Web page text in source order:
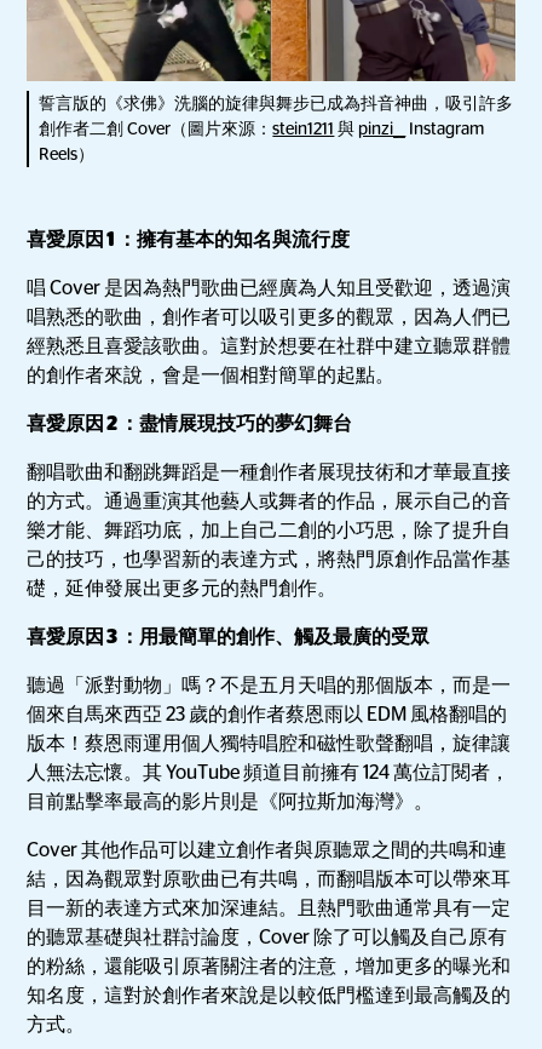
誓言版的《求佛》洗腦的旋律與舞步已成為抖音神曲，吸引許多
創作者二創 Cover（圖片來源：stein1211 與 pinzi__
Instagram
Reels）
喜愛原因 1 ：擁有基本的知名與流行度
唱 Cover 是因為熱門歌曲已經廣為人知且受歡迎，透過演
唱熟悉的歌曲，創作者可以吸引更多的觀眾，因為人們已
經熟悉且喜愛該歌曲。這對於想要在社群中建立聽眾群體
的創作者來說，會是一個相對簡單的起點。
喜愛原因 2 ：盡情展現技巧的夢幻舞台
翻唱歌曲和翻跳舞蹈是一種創作者展現技術和才華最直接
的方式。通過重演其他藝人或舞者的作品，展示自己的音
樂才能、舞蹈功底，加上自己二創的小巧思，除了提升自
己的技巧，也學習新的表達方式，將熱門原創作品當作基
礎，延伸發展出更多元的熱門創作。
喜愛原因 3 ：用最簡單的創作、觸及最廣的受眾
聽過「派對動物」嗎？不是五月天唱的那個版本，而是一
個來自馬來⻄亞 23 歲的創作者蔡恩雨以 EDM 風格翻唱的
版本！蔡恩雨運用個人獨特唱腔和磁性歌聲翻唱，旋律讓
人無法忘懷。其 YouTube 頻道目前擁有 124 萬位訂閱者，
目前點擊率最高的影片則是《阿拉斯加海灣》。
Cover 其他作品可以建立創作者與原聽眾之間的共鳴和連
結，因為觀眾對原歌曲已有共鳴，而翻唱版本可以帶來耳
目一新的表達方式來加深連結。且熱門歌曲通常具有一定
的聽眾基礎與社群討論度，Cover 除了可以觸及自己原有
的粉絲，還能吸引原著關注者的注意，增加更多的曝光和
知名度，這對於創作者來說是以較低門檻達到最高觸及的
方式。